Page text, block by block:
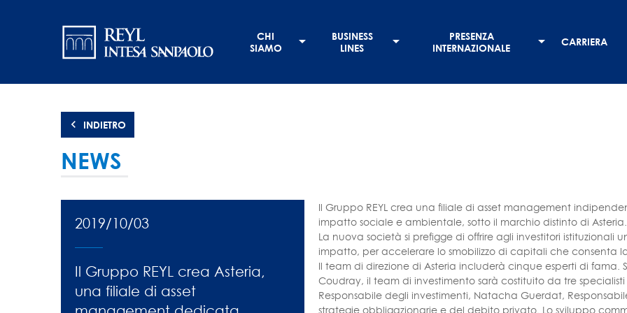
principale
CHI
SIAMO
BUSINESS
LINES
PRESENZA
INTERNAZIONALE
CARRIERA
INDIETRO
NEWS
2019/10/03
Il Gruppo REYL crea Asteria,
una filiale di asset
Il Gruppo REYL crea una filiale di asset management
impatto sociale e ambientale, sotto il marchio distinto di Asteria.
La nuova società si prefigge di offrire agli investitori
impatto, per accelerare lo smobilizzo di capitali che consenta
Il team di direzione di Asteria includerà cinque esperti di fama.
Coudray, il team di investimento sarà costituito da tre
Responsabile degli investimenti, Natacha Guerdat,
strategie obbligazionarie e del debito privato. Lo sviluppo